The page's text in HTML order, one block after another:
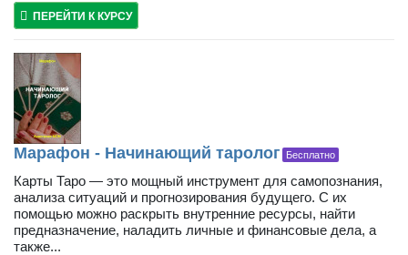
ПЕРЕЙТИ К КУРСУ
Марафон - Начинающий таролог Бесплатно
Карты Таро — это мощный инструмент для самопознания,
анализа ситуаций и прогнозирования будущего. С их
помощью можно раскрыть внутренние ресурсы, найти
предназначение, наладить личные и финансовые дела, а
также...